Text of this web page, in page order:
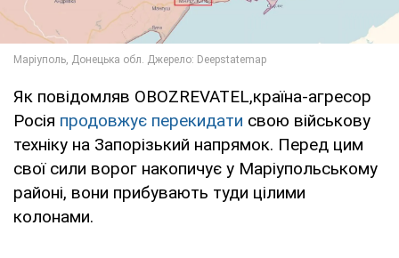
Як повідомляв OBOZREVATEL,країна-агресор
Росія продовжує перекидати свою військову
техніку на Запорізький напрямок. Перед цим
свої сили ворог накопичує у Маріупольському
районі, вони прибувають туди цілими
колонами.